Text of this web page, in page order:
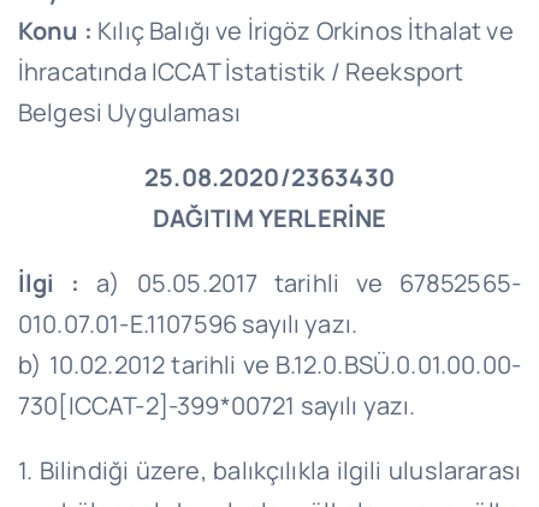
Konu : Kılıç Balığı ve İrigöz Orkinos İthalat ve
İhracatında ICCAT İstatistik / Reeksport
Belgesi Uygulaması
25.08.2020/2363430
DAĞITIM YERLERİNE
İlgi : a) 05.05.2017 tarihli ve 67852565-
010.07.01-E.1107596 sayılı yazı.
b) 10.02.2012 tarihli ve B.12.0.BSÜ.0.01.00.00-
730[ICCAT-2]-399*00721 sayılı yazı.
1. Bilindiği üzere, balıkçılıkla ilgili uluslararası